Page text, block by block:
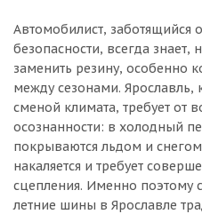
Автомобилист, заботящийся
безопасности, всегда
заменить резину, особенно
между сезонами.
сменой климата, требует от
осознанности: в холодный
покрываются льдом и
накаляется и требует
сцепления. Именно поэтому
летние шины в Ярославле